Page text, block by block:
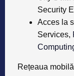
Security
Acces la
Services,
Rețeaua